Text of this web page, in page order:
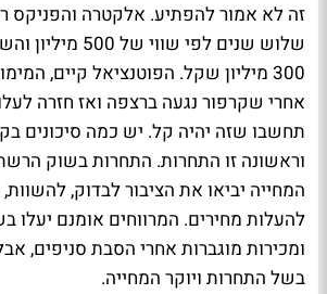
זה לא אמור להפתיע. אלקטרה והפניקס
300 מיליון שקל. הפוטנציאל קיים,
אחרי שקרפור נגעה ברצפה ואז חזרה
תחשבו שזה יהיה קל. יש כמה סיכונים
וראשונה זו התחרות. התחרות בשוק
המחייה יביאו את הציבור לבדוק,
להעלות מחירים. המרווחים אומנם יעלו
ומכירות מוגברות אחרי הסבת סניפים,
בשל התחרות ויוקר המחייה.